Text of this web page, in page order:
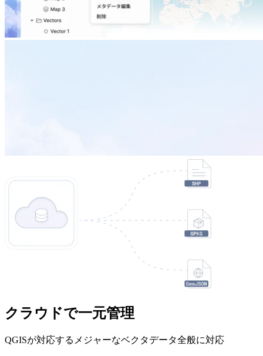
クラウドで一元管理
QGISが対応する​メジャーなベクタデータ全般に対応